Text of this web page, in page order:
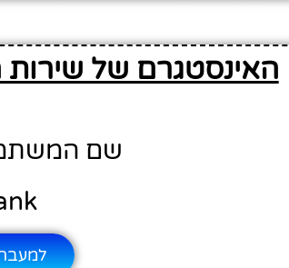
האינסטגרם של שירות
שם